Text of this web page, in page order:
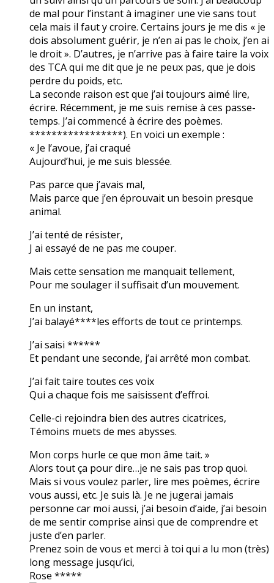
de mal pour l’instant à imaginer une vie sans tout
cela mais il faut y croire. Certains jours je me dis « je
dois absolument guérir, je n’en ai pas le choix, j’en ai
le droit ». D’autres, je n’arrive pas à faire taire la voix
des TCA qui me dit que je ne peux pas, que je dois
perdre du poids, etc.
La seconde raison est que j’ai toujours aimé lire,
écrire. Récemment, je me suis remise à ces passe-
temps. J’ai commencé à écrire des poèmes.
*****************). En voici un exemple :
« Je l’avoue, j’ai craqué
Aujourd’hui, je me suis blessée.
Pas parce que j’avais mal,
Mais parce que j’en éprouvait un besoin presque
animal.
J’ai tenté de résister,
J ai essayé de ne pas me couper.
Mais cette sensation me manquait tellement,
Pour me soulager il suffisait d’un mouvement.
En un instant,
J’ai balayé****les efforts de tout ce printemps.
J’ai saisi ******
Et pendant une seconde, j’ai arrêté mon combat.
J’ai fait taire toutes ces voix
Qui a chaque fois me saisissent d’effroi.
Celle-ci rejoindra bien des autres cicatrices,
Témoins muets de mes abysses.
Mon corps hurle ce que mon âme tait. »
Alors tout ça pour dire…je ne sais pas trop quoi.
Mais si vous voulez parler, lire mes poèmes, écrire
vous aussi, etc. Je suis là. Je ne jugerai jamais
personne car moi aussi, j’ai besoin d’aide, j’ai besoin
de me sentir comprise ainsi que de comprendre et
juste d’en parler.
Prenez soin de vous et merci à toi qui a lu mon (très)
long message jusqu’ici,
Rose *****